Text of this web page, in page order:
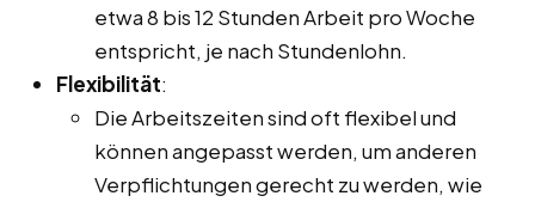
etwa 8 bis 12 Stunden Arbeit pro Woche
entspricht, je nach Stundenlohn.
Flexibilität:
Die Arbeitszeiten sind oft flexibel und
können angepasst werden, um anderen
Verpflichtungen gerecht zu werden, wie